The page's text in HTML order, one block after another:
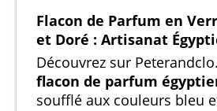
Flacon de Parfum en
et Doré : Artisanat
Découvrez sur
flacon de parfum
soufflé aux couleurs bleu